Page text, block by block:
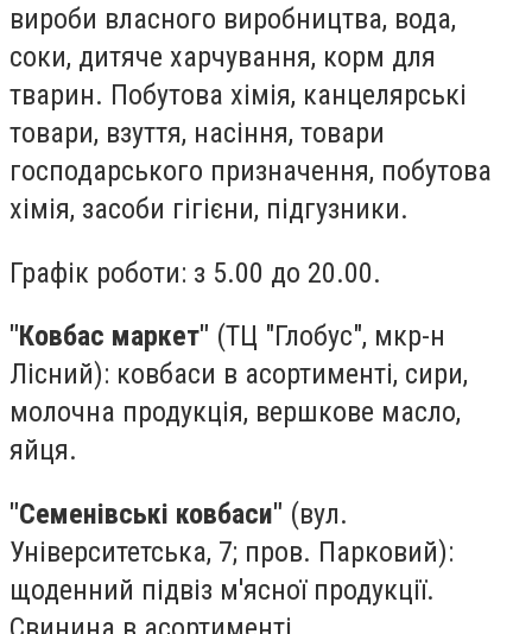
вироби власного виробництва, вода,
соки, дитяче харчування, корм для
тварин. Побутова хімія, канцелярські
товари, взуття, насіння, товари
господарського призначення, побутова
хімія, засоби гігієни, підгузники.
Графік роботи: з 5.00 до 20.00.
"Ковбас маркет" (ТЦ "Глобус", мкр-н
Лісний): ковбаси в асортименті, сири,
молочна продукція, вершкове масло,
яйця.
"Семенівські ковбаси" (вул.
Університетська, 7; пров. Парковий):
щоденний підвіз м'ясної продукції.